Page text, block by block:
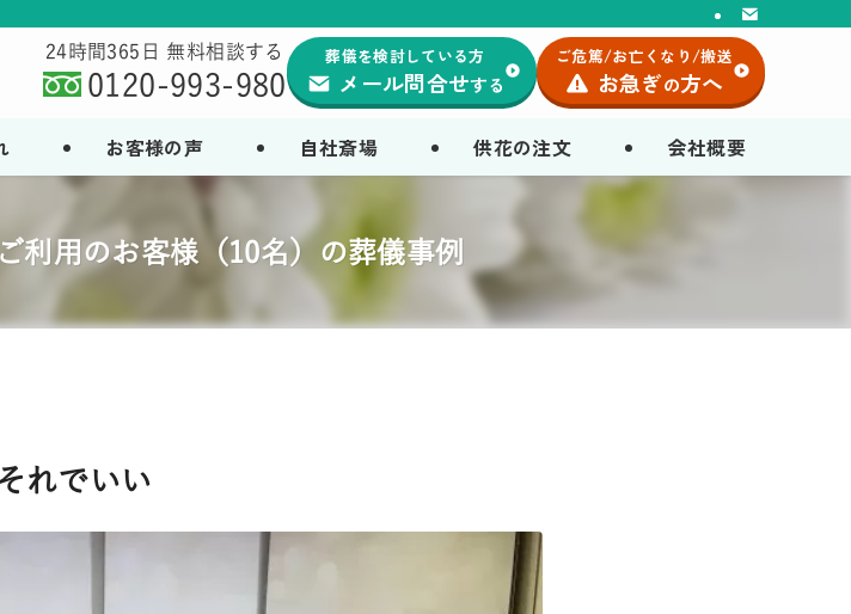
お客様の声 自社斎場 供花の注文 会社概要
24時間365日 無料相談する
0120-993-980
葬儀を検討している方
メール問合せする
ご危篤/お亡くなり/搬送
お急ぎの方へ
用のお客様（10名）の葬儀事例
れでいい